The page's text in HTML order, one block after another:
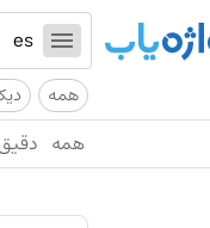
همه
همه